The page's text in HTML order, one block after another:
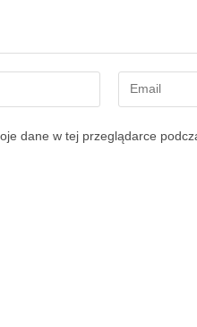
dane w tej przeglądarce